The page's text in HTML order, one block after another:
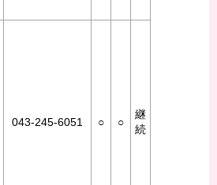
043-245-6051 ○ ○
継
続